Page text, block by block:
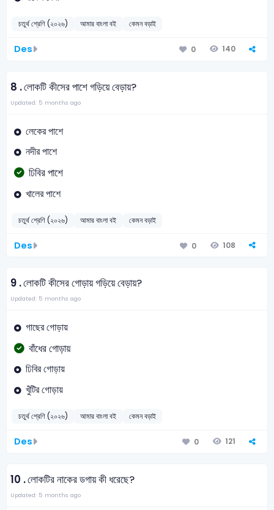
চতুর্থ শ্রেণি (২০২৬) আমার বাংলা বই কেমন বড়াই
Des 0 140
8 .লোকটি কীসের পাশে গড়িয়ে বেড়ায়?
Updated: 5 months ago
লেকের পাশে
নদীর পাশে
ঢিবির পাশে
খালের পাশে
চতুর্থ শ্রেণি (২০২৬) আমার বাংলা বই কেমন বড়াই
Des 0 108
9 .লোকটি কীসের গোড়ায় গড়িয়ে বেড়ায়?
Updated: 5 months ago
গাছের গোড়ায়
বাঁধের গোড়ায়
ঢিবির গোড়ায়
খুঁটির গোড়ায়
চতুর্থ শ্রেণি (২০২৬) আমার বাংলা বই কেমন বড়াই
Des 0 121
10 .লোকটির নাকের ডগায় কী ধরেছে?
Updated: 5 months ago